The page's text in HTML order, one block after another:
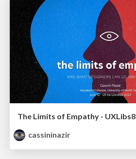
The Limits of Empathy - UXLibs8
cassininazir